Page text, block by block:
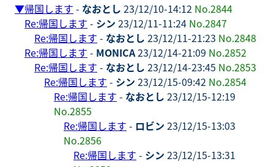
▼帰国します - なおとし 23/12/10-14:12 No.2844
Re:帰国します - シン 23/12/11-11:24 No.2847
Re:帰国します - なおとし 23/12/11-21:23 No.2848
Re:帰国します - MONICA23/12/14-21:09 No.2852
Re:帰国します - なおとし 23/12/14-23:45 No.2853
Re:帰国します - シン 23/12/15-09:42 No.2854
Re:帰国します - なおとし 23/12/15-12:19
No.2855
Re:帰国します - ロビン 23/12/15-13:03
No.2856
Re:帰国します - シン 23/12/15-13:31